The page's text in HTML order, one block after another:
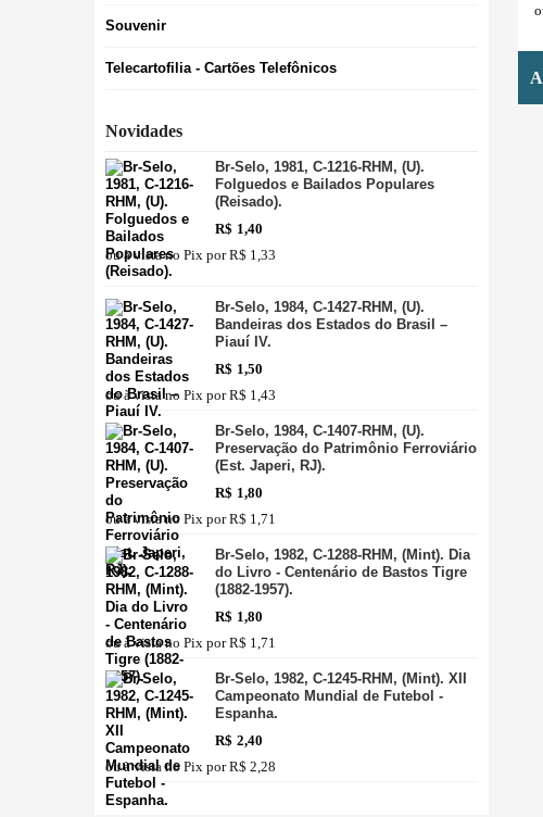
Souvenir
Telecartofilia - Cartões Telefônicos
Novidades
Br-Selo, 1981, C-1216-RHM, (U).
Folguedos e Bailados Populares
(Reisado).
R$ 1,40
ou à vista no Pix porR$ 1,33
Br-Selo, 1984, C-1427-RHM, (U).
Bandeiras dos Estados do Brasil –
Piauí IV.
R$ 1,50
ou à vista no Pix porR$ 1,43
Br-Selo, 1984, C-1407-RHM, (U).
Preservação do Patrimônio Ferroviário
(Est. Japeri, RJ).
R$ 1,80
ou à vista no Pix porR$ 1,71
Br-Selo, 1982, C-1288-RHM, (Mint). Dia
do Livro - Centenário de Bastos Tigre
(1882-1957).
R$ 1,80
ou à vista no Pix porR$ 1,71
Br-Selo, 1982, C-1245-RHM, (Mint). XII
Campeonato Mundial de Futebol -
Espanha.
R$ 2,40
ou à vista no Pix porR$ 2,28